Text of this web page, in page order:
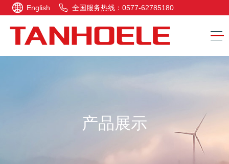
English 全国服务热线：0577-62785180
产品展示